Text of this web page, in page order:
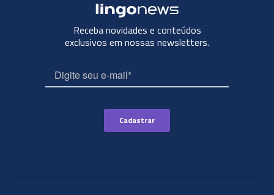
Receba novidades e conteúdos
exclusivos em nossas newsletters.